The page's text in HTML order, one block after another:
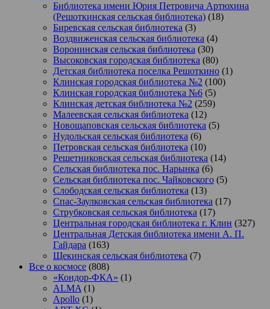
Библиотека имени Юрия Петровича Артюхина
(Решоткинская сельская библиотека) (18)
Биревская сельская библиотека (3)
Воздвиженская сельская библиотека (4)
Воронинская сельская библиотека (30)
Высоковская городская библиотека (80)
Детская библиотека поселка Решоткино (1)
Клинская городская библиотека №2 (100)
Клинская городская библиотека №6 (5)
Клинская детская библиотека №2 (259)
Малеевская сельская библиотека (12)
Новощаповская сельская библиотека (5)
Нудольская сельская библиотека (6)
Петровская сельская библиотека (10)
Решетниковская сельская библиотека (14)
Сельская библиотека пос. Нарынка (6)
Сельская библиотека пос. Чайковского (5)
Слободская сельская библиотека (13)
Спас-Заулковская сельская библиотека (17)
Струбковская сельская библиотека (17)
Центральная городская библиотека г. Клин (327)
Центральная Детская библиотека имени А. П.
Гайдара (163)
Щекинская сельская библиотека (7)
Все о космосе (808)
«Кондор-ФКА» (1)
ALMA (1)
Apollo (1)